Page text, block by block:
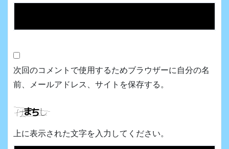
次回のコメントで使用するためブラウザーに自分の名
前、メールアドレス、サイトを保存する。
上に表示された文字を入力してください。